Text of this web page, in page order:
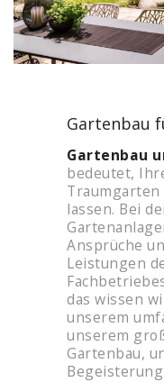
Gartenbau
Gartenbau
bedeutet,
lassen. Bei
Ansprüche
Leistungen
das wissen
unserem
unserem
Gartenbau,